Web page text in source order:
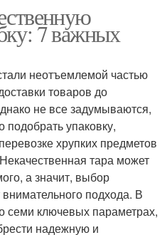
7 важных
неотъемлемой частью
товаров до
не все задумываются,
подобрать упаковку,
хрупких предметов
тара может
а значит, выбор
подхода. В
семи ключевых параметрах,
надежную и